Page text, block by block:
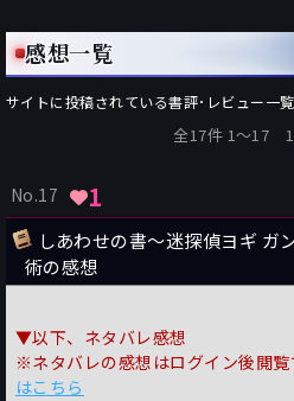
感想一覧
サイトに投稿されている書評･レビュー一
全17件 1〜17
No.17 1
しあわせの書〜迷探偵ヨギ ガ
術の感想
▼以下、ネタバレ感想
※ネタバレの感想はログイン後閲
はこちら